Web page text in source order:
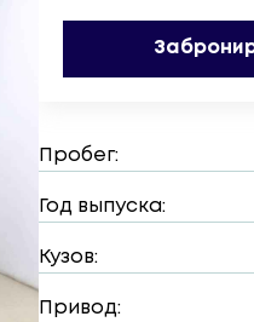
Пробег:
Год выпуска:
Кузов:
Привод: